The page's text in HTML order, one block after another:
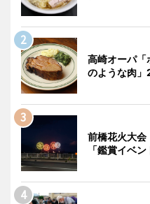
高崎オーパ
のような肉」
前橋花火大会
「鑑賞イベ